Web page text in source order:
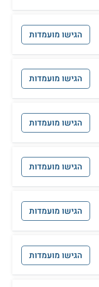
הגישו מועמדות
הגישו מועמדות
הגישו מועמדות
הגישו מועמדות
הגישו מועמדות
הגישו מועמדות